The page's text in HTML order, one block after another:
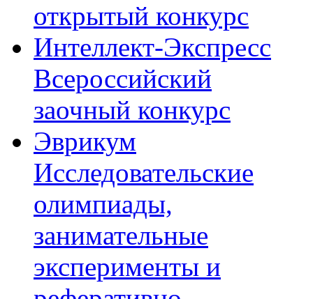
открытый конкурс
Интеллект-Экспресс
Всероссийский
заочный конкурс
Эврикум
Исследовательские
олимпиады,
занимательные
эксперименты и